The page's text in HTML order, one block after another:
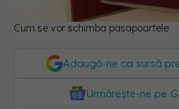
Cum se vor schimba pasapoartele
Adaugă-ne ca sursă
Urmărește-ne pe